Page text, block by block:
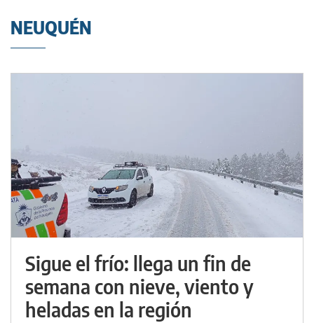
NEUQUÉN
Sigue el frío: llega un fin de
semana con nieve, viento y
heladas en la región